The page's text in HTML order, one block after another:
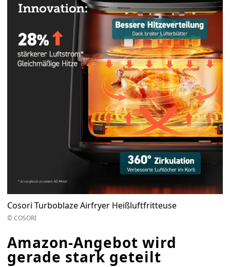
Cosori Turboblaze Airfryer Heißluftfritteuse
© COSORI
Amazon-Angebot wird
gerade stark geteilt